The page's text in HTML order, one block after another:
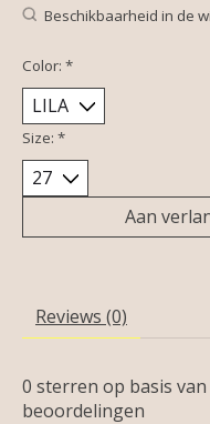
Beschikbaarheid in de
Color: *
Size: *
Aan
Reviews (0)
0 sterren op basis van
beoordelingen